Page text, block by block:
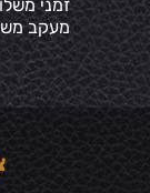
זמני
מעקב